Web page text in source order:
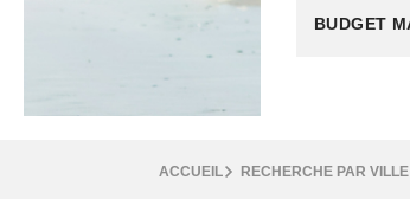
ACCUEIL RECHERCHE PAR VILLE